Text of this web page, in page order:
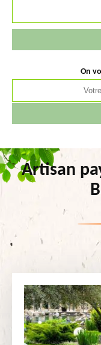
On
Artisan